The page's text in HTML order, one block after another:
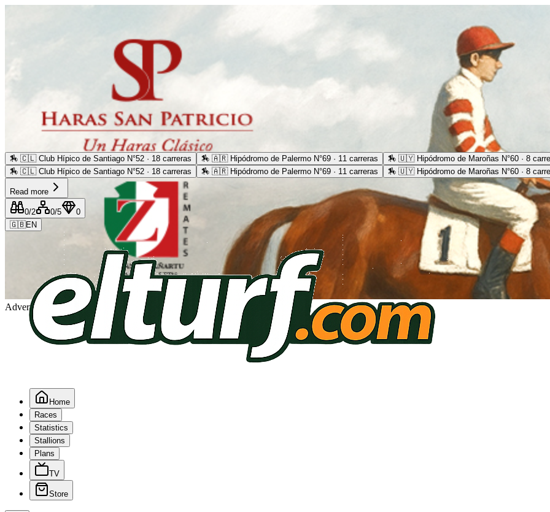
Advertising
🏇 🇨🇱 Club Hípico de Santiago N°52 · 18 carreras 🏇 🇦🇷 Hipódromo de Palermo N°69 · 11 carreras 🏇 🇺🇾 Hipódromo de Maroñas N°60 · 8
🏇 🇨🇱 Club Hípico de Santiago N°52 · 18 carreras 🏇 🇦🇷 Hipódromo de Palermo N°69 · 11 carreras 🏇 🇺🇾 Hipódromo de Maroñas N°60 · 8
Read more
0/2 0/5
0
🇬🇧EN
Home
Races
Statistics
Stallions
Plans
TV
Store